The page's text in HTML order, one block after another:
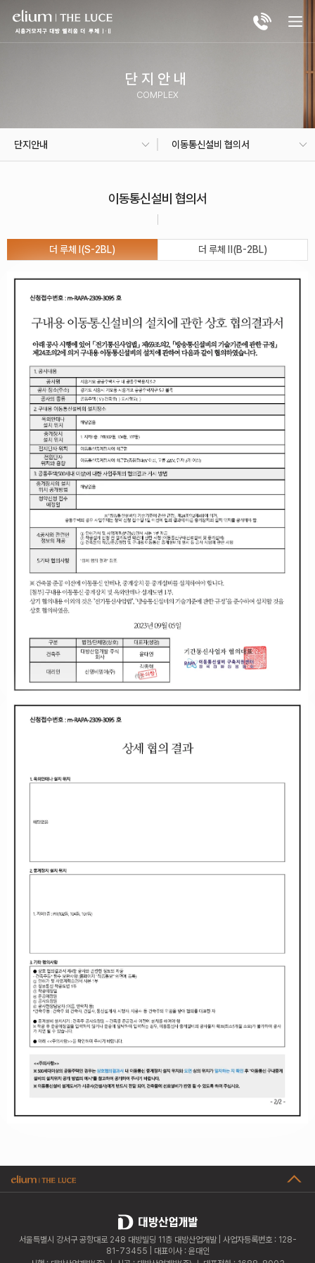
단지안내
COMPLEX
단지안내 이동통신설비 협의서
이동통신설비 협의서
더 루체 Ⅰ(S-2BL) 더 루체 Ⅱ(B-2BL)
서울특별시 강서구 공항대로 248 대방빌딩 11층 대방산업개발 | 사업자등록번호 : 128-
81-73455 | 대표이사 : 윤대인